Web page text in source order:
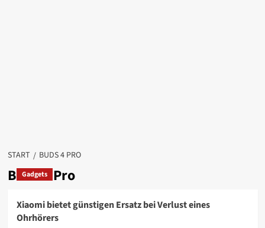
START BUDS 4 PRO
Buds 4 Pro
Gadgets
Xiaomi bietet günstigen Ersatz bei Verlust eines
Ohrhörers